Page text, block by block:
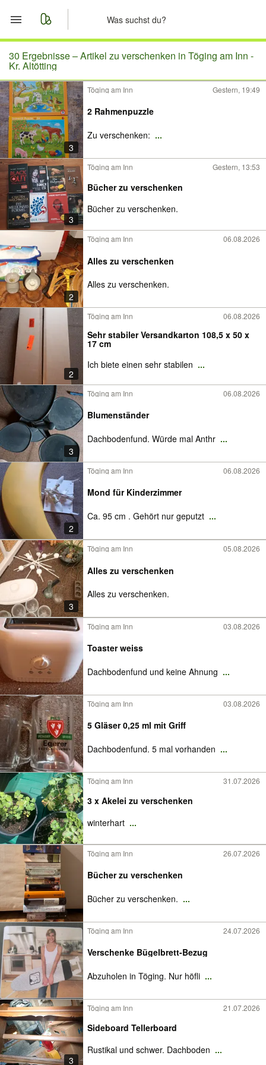
Start
Merkliste
Nachrichten
Anzeige aufgeben
30 Ergebnisse –Artikel zu verschenken in Töging am Inn -
Kr. Altötting
3
Töging am Inn Gestern, 19:49
2 Rahmenpuzzle
Zu verschenken: ...
3
Töging am Inn Gestern, 13:53
Bücher zu verschenken
Bücher zu verschenken.
2
Töging am Inn 06.08.2026
Alles zu verschenken
Alles zu verschenken.
2
Töging am Inn 06.08.2026
Sehr stabiler Versandkarton 108,5 x 50 x
17 cm
Ich biete einen sehr stabilen ...
3
Töging am Inn 06.08.2026
Blumenständer
Dachbodenfund. Würde mal Anthr ...
2
Töging am Inn 06.08.2026
Mond für Kinderzimmer
Ca. 95 cm . Gehört nur geputzt ...
3
Töging am Inn 05.08.2026
Alles zu verschenken
Alles zu verschenken.
Töging am Inn 03.08.2026
Toaster weiss
Dachbodenfund und keine Ahnung ...
Töging am Inn 03.08.2026
5 Gläser 0,25 ml mit Griff
Dachbodenfund. 5 mal vorhanden ...
Töging am Inn 31.07.2026
3 x Akelei zu verschenken
winterhart ...
Töging am Inn 26.07.2026
Bücher zu verschenken
Bücher zu verschenken. ...
Töging am Inn 24.07.2026
Verschenke Bügelbrett-Bezug
Abzuholen in Töging. Nur höfli ...
3
Töging am Inn 21.07.2026
Sideboard Tellerboard
Rustikal und schwer. Dachboden ...